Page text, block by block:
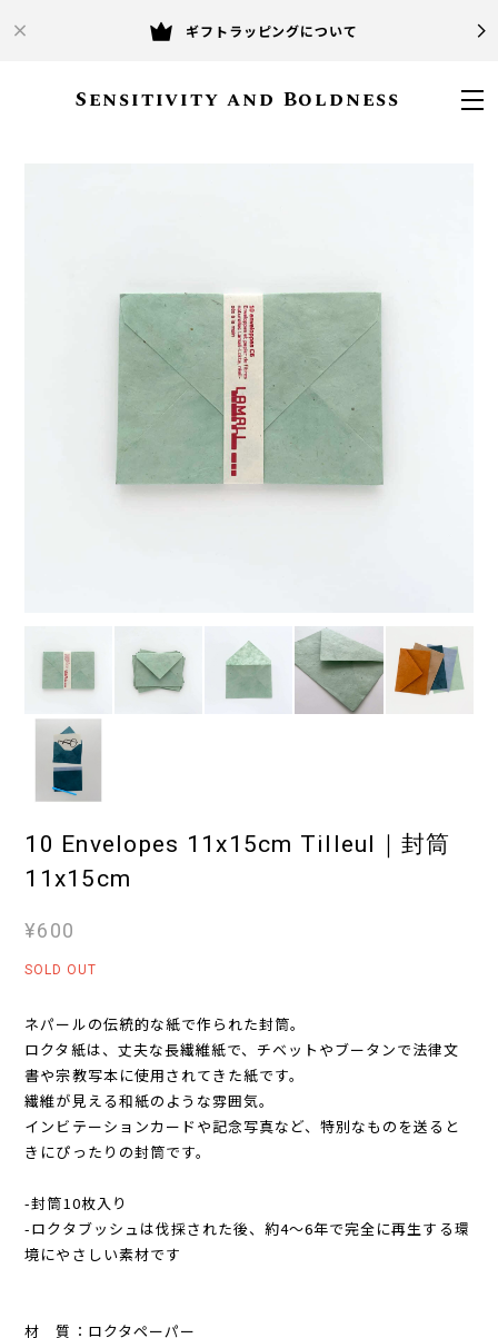
ギフトラッピングについて
Sensitivity and Boldness
10 Envelopes 11x15cm Tilleul｜封筒
11x15cm
¥600
SOLD OUT
ネパールの伝統的な紙で作られた封筒。
ロクタ紙は、丈夫な長繊維紙で、チベットやブータンで法律文
書や宗教写本に使用されてきた紙です。
繊維が見える和紙のような雰囲気。
インビテーションカードや記念写真など、特別なものを送ると
きにぴったりの封筒です。
-封筒10枚入り
-ロクタブッシュは伐採された後、約4～6年で完全に再生する環
境にやさしい素材です
材 質：ロクタペーパー